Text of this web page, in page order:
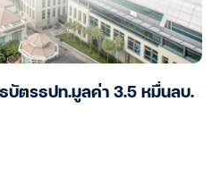
ตรธปท.มูลค่า 3.5 หมื่นลบ.